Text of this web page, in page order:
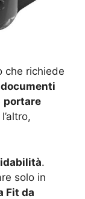
che richiede
portare
.
solo in
Fit da